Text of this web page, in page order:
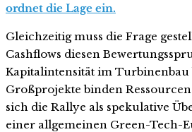
ordnet die Lage ein.
Gleichzeitig muss die Frage
Cashflows diesen
Kapitalintensität im Turbinenbau
Großprojekte binden
sich die Rallye als spekulative
einer allgemeinen Green-Tech-